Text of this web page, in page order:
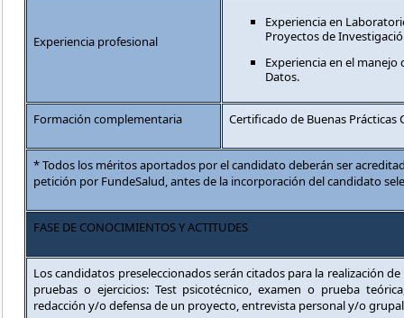
Experiencia profesional
Experiencia en
Proyectos de
Experiencia en el manejo
Datos.
Formación complementaria Certificado de Buenas Prácticas
* Todos los méritos aportados por el candidato deberán ser
petición por FundeSalud, antes de la incorporación del candidato
FASE DE CONOCIMIENTOS Y ACTITUDES
Los candidatos preseleccionados serán citados para la realización
pruebas o ejercicios: Test psicotécnico, examen o prueba
redacción y/o defensa de un proyecto, entrevista personal y/o